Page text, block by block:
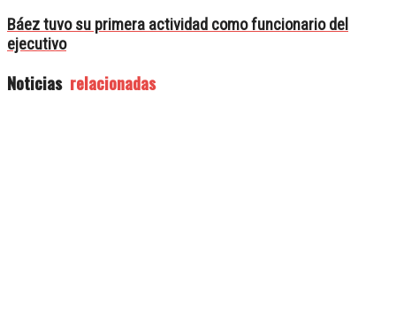
Báez tuvo su primera actividad como funcionario del
ejecutivo
Noticias relacionadas